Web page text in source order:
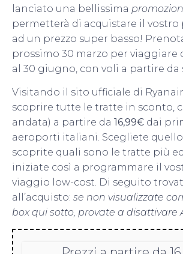
lanciato una bellissima
permetterà di acquistare il vostro
ad un prezzo super basso!
prossimo 30 marzo per viaggiare
al 30 giugno, con voli a partire da
Visitando il sito ufficiale di
scoprire tutte le tratte in sconto,
andata) a partire da 16,99€ dai
aeroporti italiani. Scegliete
scoprite quali sono le tratte più
iniziate così a programmare il
viaggio low-cost. Di seguito
all’acquisto: se non visualizzate
box qui sotto, provate a disattivare